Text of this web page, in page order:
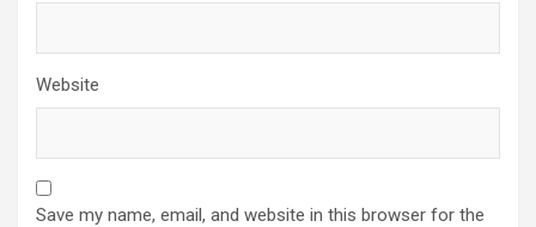
Website
Save my name, email, and website in this browser for the